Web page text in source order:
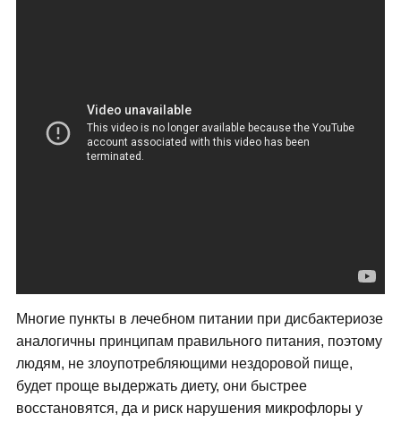
Многие пункты в лечебном питании при дисбактериозе
аналогичны принципам правильного питания, поэтому
людям, не злоупотребляющими нездоровой пище,
будет проще выдержать диету, они быстрее
восстановятся, да и риск нарушения микрофлоры у